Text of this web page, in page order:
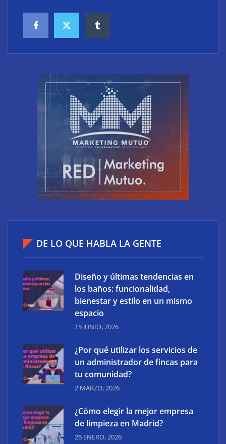
postura correcta en el PC
aumentar tus ingresos
DE LO QUE HABLA LA GENTE
Diseño y últimas tendencias en
los baños: funcionalidad,
bienestar y estilo en un mismo
espacio
15 JUNIO, 2026
¿Por qué utilizar los servicios de
un administrador de fincas para
tu comunidad?
2 MARZO, 2026
¿Cómo elegir la mejor empresa
de limpieza en Madrid?
26 ENERO, 2026